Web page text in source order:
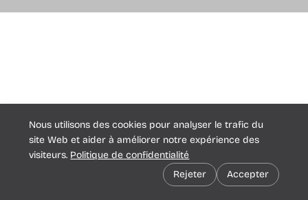
Nous utilisons des cookies pour analyser le trafic du
site Web et aider à améliorer notre expérience des
visiteurs. Politique de confidentialité
Rejeter
Accepter
Rapport d’assistance Préférences de cookies